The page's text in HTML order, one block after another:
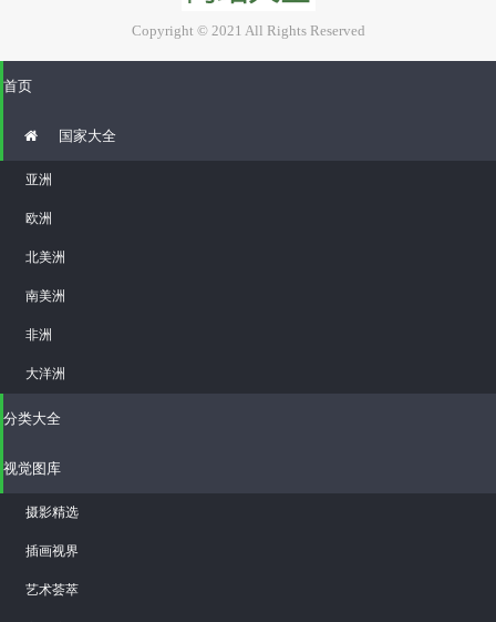
Copyright © 2021 All Rights Reserved
首页
国家大全
亚洲
欧洲
北美洲
南美洲
非洲
大洋洲
分类大全
视觉图库
摄影精选
插画视界
艺术荟萃